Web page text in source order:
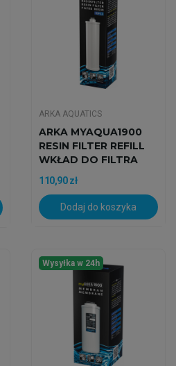
ARKA AQUATICS
ARKA MYAQUA1900
RESIN FILTER REFILL
WKŁAD DO FILTRA
110,90 zł
Dodaj do koszyka
Wysyłka w 24h